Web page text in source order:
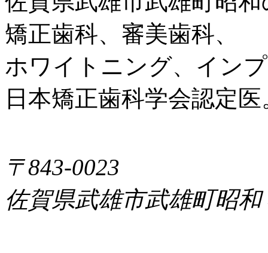
矯正歯科、審美歯科、
ホワイトニング、イン
日本矯正歯科学会認定
〒843-0023
佐賀県武雄市武雄町昭